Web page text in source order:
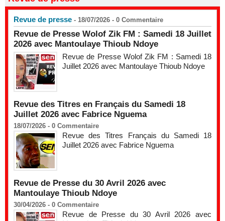
Revue de presse - 18/07/2026 - 0 Commentaire
Revue de Presse Wolof Zik FM : Samedi 18 Juillet
2026 avec Mantoulaye Thioub Ndoye
Revue de Presse Wolof Zik FM : Samedi 18
Juillet 2026 avec Mantoulaye Thioub Ndoye
Revue des Titres en Français du Samedi 18
Juillet 2026 avec Fabrice Nguema
18/07/2026 - 0 Commentaire
Revue des Titres Français du Samedi 18
Juillet 2026 avec Fabrice Nguema
Revue de Presse du 30 Avril 2026 avec
Mantoulaye Thioub Ndoye
30/04/2026 - 0 Commentaire
Revue de Presse du 30 Avril 2026 avec